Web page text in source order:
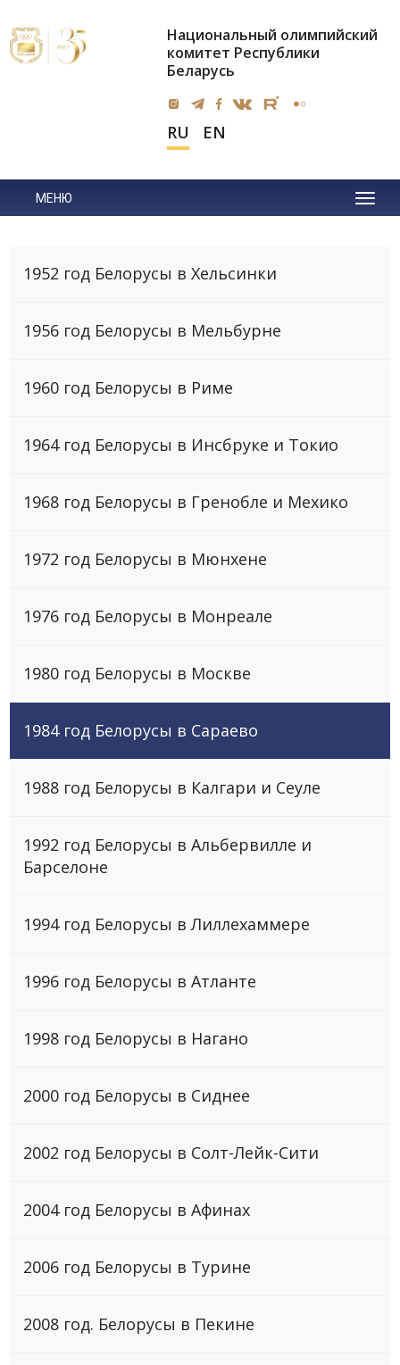
Национальный олимпийский
комитет Республики
Беларусь
RU EN
МЕНЮ
1952 год Белорусы в Хельсинки
1956 год Белорусы в Мельбурне
1960 год Белорусы в Риме
1964 год Белорусы в Инсбруке и Токио
1968 год Белорусы в Гренобле и Мехико
1972 год Белорусы в Мюнхене
1976 год Белорусы в Монреале
1980 год Белорусы в Москве
1984 год Белорусы в Сараево
1988 год Белорусы в Калгари и Сеуле
1992 год Белорусы в Альбервилле и
Барселоне
1994 год Белорусы в Лиллехаммере
1996 год Белорусы в Атланте
1998 год Белорусы в Нагано
2000 год Белорусы в Сиднее
2002 год Белоруcы в Солт-Лейк-Сити
2004 год Белорусы в Афинах
2006 год Белоруcы в Турине
2008 год. Белорусы в Пекине